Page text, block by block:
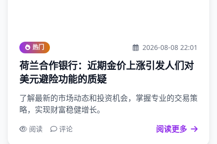
热门 2026-08-08 22:01
荷兰合作银行：近期金价上涨引发人们对
美元避险功能的质疑
了解最新的市场动态和投资机会，掌握专业的交易策
略，实现财富稳健增长。
阅读 评论 阅读更多